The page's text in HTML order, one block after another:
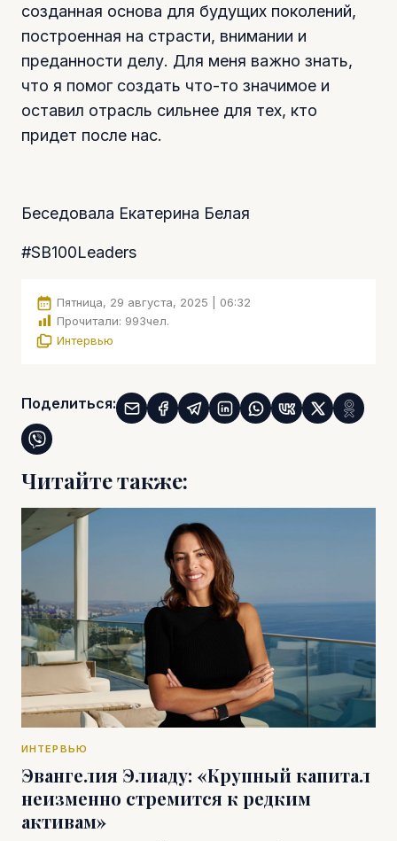
созданная основа для будущих поколений,
построенная на страсти, внимании и
преданности делу. Для меня важно знать,
что я помог создать что-то значимое и
оставил отрасль сильнее для тех, кто
придет после нас.
Беседовала Екатерина Белая
#SB100Leaders
Пятница, 29 августа, 2025 | 06:32
Прочитали: 993чел.
Интервью
Поделиться:
Читайте также:
ИНТЕРВЬЮ
Эвангелия Элиаду: «Крупный капитал
неизменно стремится к редким
активам»